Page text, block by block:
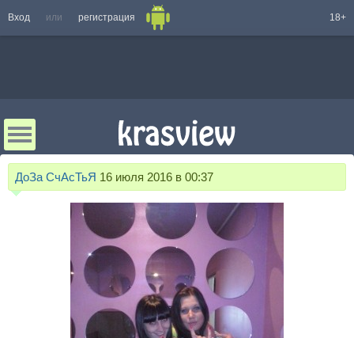
Вход или регистрация 18+
ДоЗа СчАсТьЯ 16 июля 2016 в 00:37